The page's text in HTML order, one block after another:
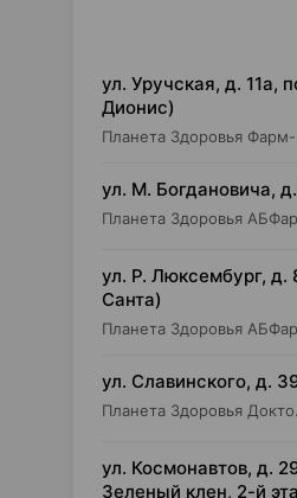
ул. Уручская, д. 11а,
Дионис)
ул. М. Богдановича,
ул. Р. Люксембург, д.
Санта)
ул. Славинского, д.
ул. Космонавтов, д.
Зеленый клен, 2-й